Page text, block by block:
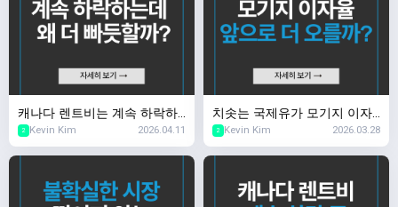
캐나다 렌트비는 계속 하락하
는데 왜 더 빠듯할까?
2 Kevin Kim 2026.04.11
치솟는 국제유가 모기지 이자
율 앞으로 더 오를까?
2 Kevin Kim 2026.03.28